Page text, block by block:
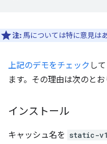
注: 馬については特に意見は
上記のデモをチェック し
ます。その理由は次のとお
インストール
キャッシュ名を static-v1